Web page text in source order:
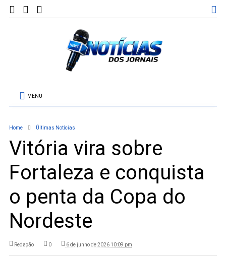
MENU
Home Últimas Notícias
Vitória vira sobre
Fortaleza e conquista
o penta da Copa do
Nordeste
Redação 0 6 de junho de 2026 10:09 pm